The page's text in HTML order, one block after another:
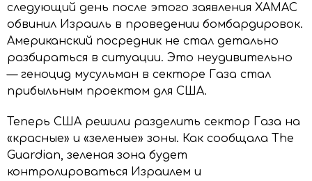
следующий день после этого заявления ХАМАС
обвинил Израиль в проведении бомбардировок.
Американский посредник не стал детально
разбираться в ситуации. Это неудивительно
— геноцид мусульман в секторе Газа стал
прибыльным проектом для США.
Теперь США решили разделить сектор Газа на
«красные» и «зеленые» зоны. Как сообщала The
Guardian, зеленая зона будет
контролироваться Израилем и